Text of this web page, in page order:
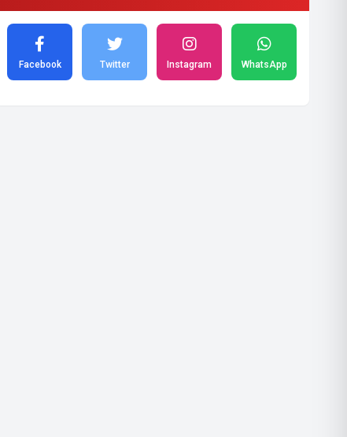
Facebook Twitter Instagram WhatsApp